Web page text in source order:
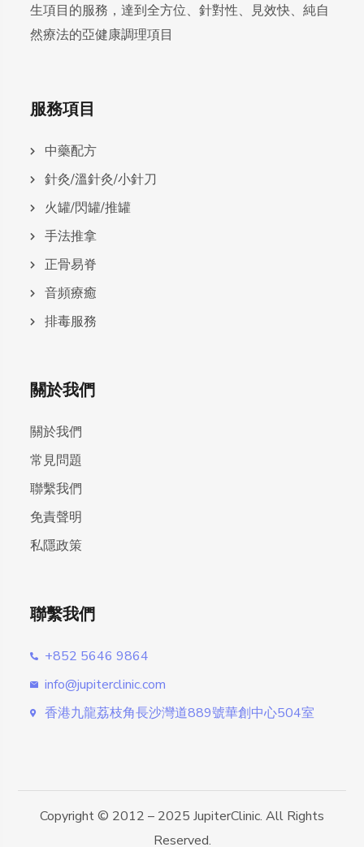
生項目的服務，達到全方位、針對性、見效快、純自
然療法的亞健康調理項目
服務項目
中藥配方
針灸/溫針灸/小針刀
火罐/閃罐/推罐
手法推拿
正骨易脊
⾳頻療癒
排毒服務
關於我們
關於我們
常見問題
聯繫我們
免責聲明
私隱政策
聯繫我們
+852 5646 9864
info@jupiterclinic.com
香港九龍荔枝角長沙灣道889號華創中心504室
Copyright © 2012 – 2025 JupiterClinic. All Rights
Reserved.